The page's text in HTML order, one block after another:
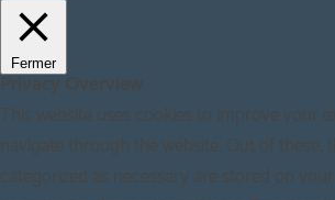
Fermer
Privacy Overview
This website uses cookies to improve your
navigate through the website. Out of these,
categorized as necessary are stored on